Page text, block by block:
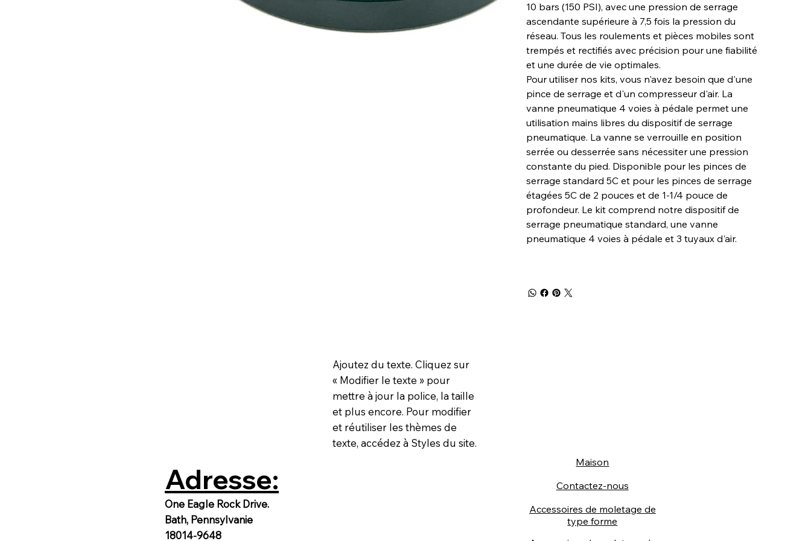
10 bars (150 PSI), avec une pression de serrage
ascendante supérieure à 7,5 fois la pression du
réseau. Tous les roulements et pièces mobiles sont
trempés et rectifiés avec précision pour une fiabilité
et une durée de vie optimales.
Pour utiliser nos kits, vous n'avez besoin que d'une
pince de serrage et d'un compresseur d'air. La
vanne pneumatique 4 voies à pédale permet une
utilisation mains libres du dispositif de serrage
pneumatique. La vanne se verrouille en position
serrée ou desserrée sans nécessiter une pression
constante du pied. Disponible pour les pinces de
serrage standard 5C et pour les pinces de serrage
étagées 5C de 2 pouces et de 1-1/4 pouce de
profondeur. Le kit comprend notre dispositif de
serrage pneumatique standard, une vanne
pneumatique 4 voies à pédale et 3 tuyaux d'air.
Ajoutez du texte. Cliquez sur
« Modifier le texte » pour
mettre à jour la police, la taille
et plus encore. Pour modifier
et réutiliser les thèmes de
texte, accédez à Styles du site.
Adresse:
One Eagle Rock Drive.
Bath, Pennsylvanie
18014-9648
Maison
Contactez-nous
Accessoires de moletage de
type forme